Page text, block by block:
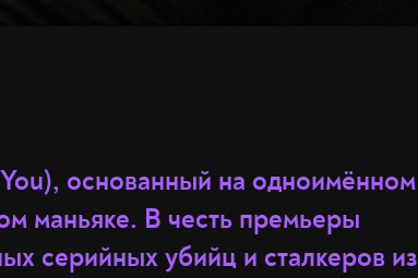
основанный на одноимённом
маньяке. В честь премьеры
серийных убийц и сталкеров из